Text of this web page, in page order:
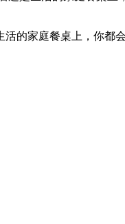
的家庭餐桌上，你都